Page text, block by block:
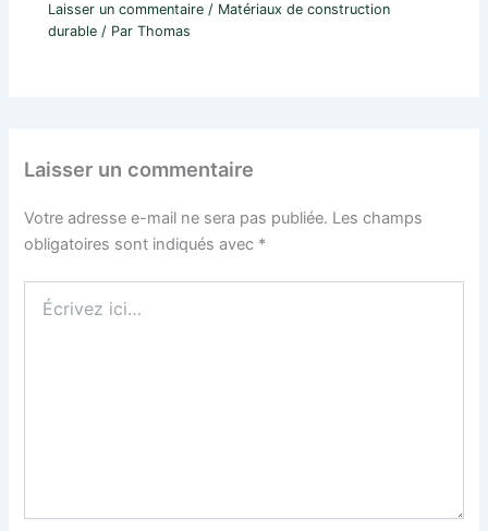
Laisser un commentaire / Matériaux de construction
durable / ParThomas
Laisser un commentaire
Votre adresse e-mail ne sera pas publiée. Les champs
obligatoires sont indiqués avec *
ici…